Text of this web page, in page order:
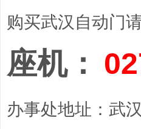
购买武汉自动门
座机：
办事处地址：武